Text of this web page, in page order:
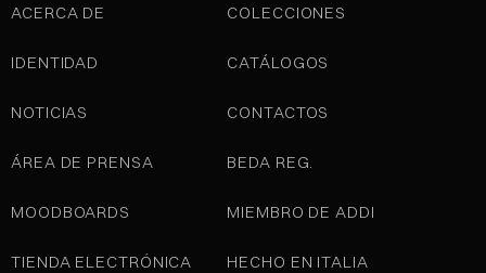
ACERCA DE
IDENTIDAD
NOTICIAS
ÁREA DE PRENSA
MOODBOARDS
TIENDA ELECTRÓNICA
COLECCIONES
CATÁLOGOS
CONTACTOS
BEDA REG.
MIEMBRO DE ADDI
HECHO EN ITALIA